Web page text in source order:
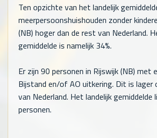
Ten opzichte van het landelijk
meerpersoonshuishouden zonder
(NB) hoger dan de rest van Nederland.
gemiddelde is namelijk 34%.
Er zijn 90 personen in Rijswijk (NB) met
Bijstand en/of AO uitkering. Dit is lager
van Nederland. Het landelijk gemiddelde
personen.